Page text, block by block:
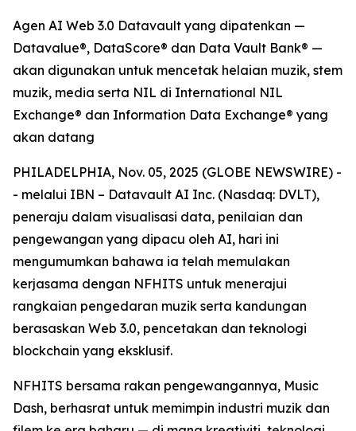
Agen AI Web 3.0 Datavault yang dipatenkan —
Datavalue®, DataScore® dan Data Vault Bank® —
akan digunakan untuk mencetak helaian muzik, stem
muzik, media serta NIL di International NIL
Exchange® dan Information Data Exchange® yang
akan datang
PHILADELPHIA, Nov. 05, 2025 (GLOBE NEWSWIRE) -
- melalui IBN – Datavault AI Inc. (Nasdaq: DVLT),
peneraju dalam visualisasi data, penilaian dan
pengewangan yang dipacu oleh AI, hari ini
mengumumkan bahawa ia telah memulakan
kerjasama dengan NFHITS untuk menerajui
rangkaian pengedaran muzik serta kandungan
berasaskan Web 3.0, pencetakan dan teknologi
blockchain yang eksklusif.
NFHITS bersama rakan pengewangannya, Music
Dash, berhasrat untuk memimpin industri muzik dan